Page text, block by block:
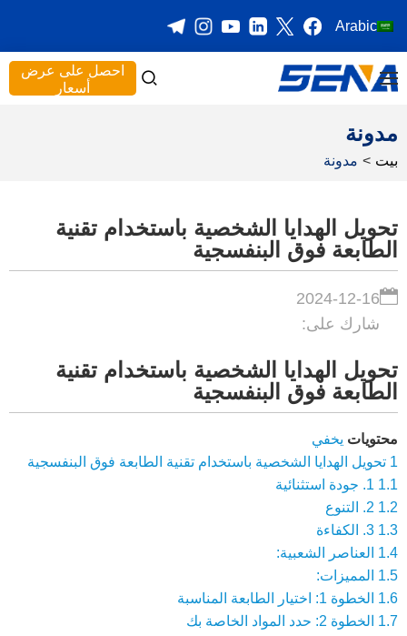
Arabic
احصل على عرض
أسعار
مدونة
بيت > مدونة
تحويل الهدايا الشخصية باستخدام تقنية
الطابعة فوق البنفسجية
2024-12-16
شارك على:
تحويل الهدايا الشخصية باستخدام تقنية
الطابعة فوق البنفسجية
محتويات يخفي
1 تحويل الهدايا الشخصية باستخدام تقنية الطابعة فوق البنفسجية
1.1 1. جودة استثنائية
1.2 2. التنوع
1.3 3. الكفاءة
1.4 العناصر الشعبية:
1.5 المميزات:
1.6 الخطوة 1: اختيار الطابعة المناسبة
1.7 الخطوة 2: حدد المواد الخاصة بك